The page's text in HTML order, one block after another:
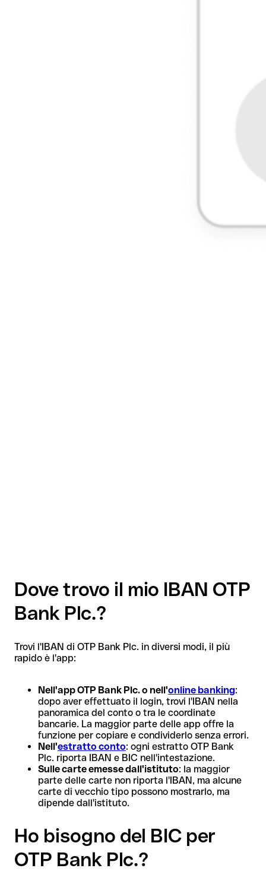
Dove trovo il mio IBAN OTP
Bank Plc.?
Trovi l'IBAN di OTP Bank Plc. in diversi modi, il più
rapido è l'app:
Nell'app OTP Bank Plc. o nell'online banking:
dopo aver effettuato il login, trovi l'IBAN nella
panoramica del conto o tra le coordinate
bancarie. La maggior parte delle app offre la
funzione per copiare e condividerlo senza errori.
Nell'estratto conto: ogni estratto OTP Bank
Plc. riporta IBAN e BIC nell'intestazione.
Sulle carte emesse dall'istituto: la maggior
parte delle carte non riporta l'IBAN, ma alcune
carte di vecchio tipo possono mostrarlo, ma
dipende dall'istituto.
Ho bisogno del BIC per
OTP Bank Plc.?